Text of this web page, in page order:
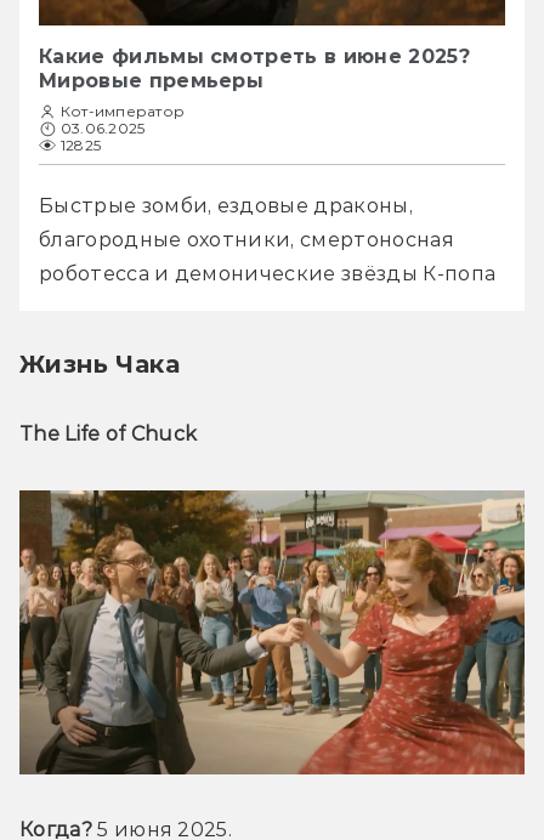
Какие фильмы смотреть в июне 2025?
Мировые премьеры
Кот-император
03.06.2025
12825
Быстрые зомби, ездовые драконы,
благородные охотники, смертоносная
роботесса и демонические звёзды К-попа
Жизнь Чака
The Life of Chuck
Когда? 5 июня 2025.